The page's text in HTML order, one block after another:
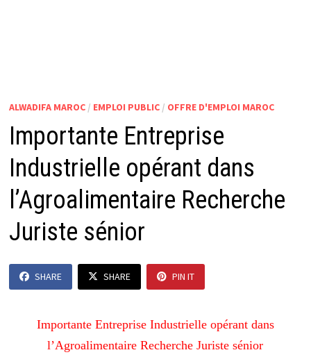
ALWADIFA MAROC/ EMPLOI PUBLIC/ OFFRE D'EMPLOI MAROC
Importante Entreprise
Industrielle opérant dans
l’Agroalimentaire Recherche
Juriste sénior
SHARE SHARE PIN IT
Importante Entreprise Industrielle opérant dans
l’Agroalimentaire Recherche Juriste sénior